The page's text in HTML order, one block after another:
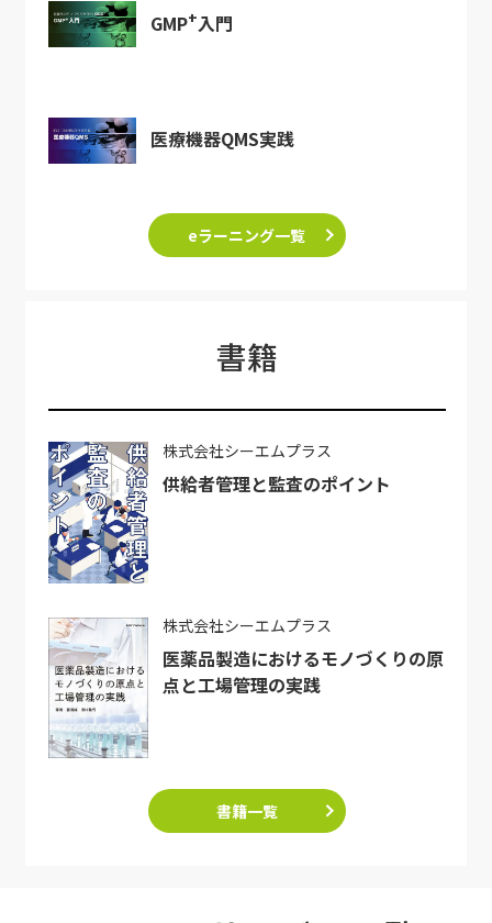
GMP+入門
医療機器QMS実践
eラーニング一覧
書籍
株式会社シーエムプラス
供給者管理と監査のポイント
株式会社シーエムプラス
医薬品製造におけるモノづくりの原
点と工場管理の実践
書籍一覧